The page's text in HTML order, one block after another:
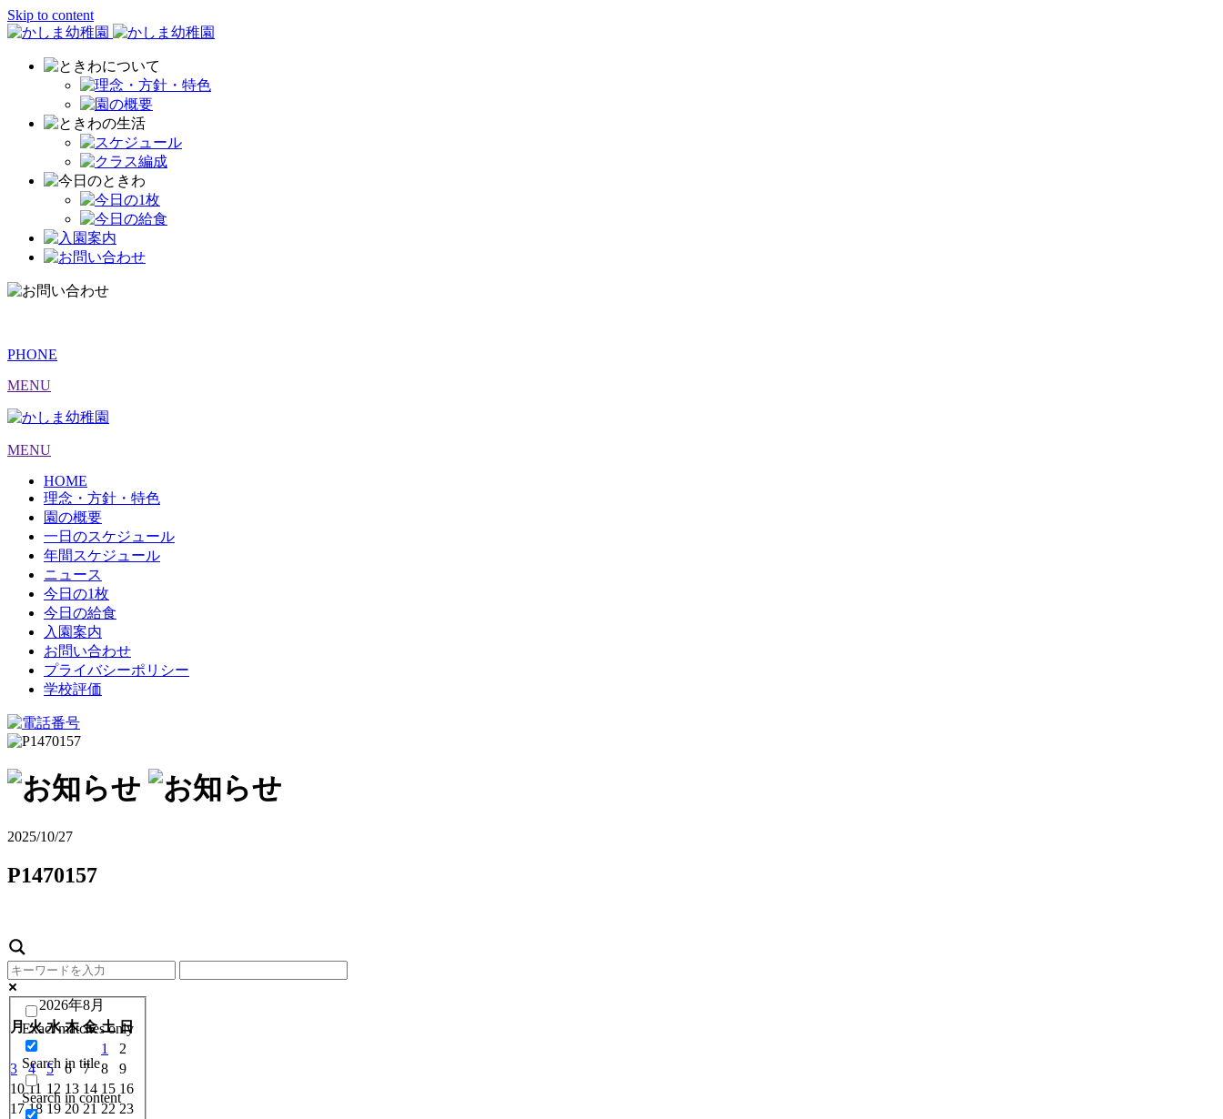
Skip to content
PHONE
MENU
MENU
HOME
理念・方針・特色
園の概要
一日のスケジュール
年間スケジュール
ニュース
今日の1枚
今日の給食
入園案内
お問い合わせ
プライバシーポリシー
学校評価
2025/10/27
P1470157
Exact matches only
Search in title
Search in content
2026年8月
月 火 水 木 金 土 日
1
2
3
4 5 6 7 8
9
10 11 12 13 14 15 16
17 18 19 20 21 22 23